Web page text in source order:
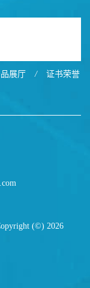
展厅 / 证书荣誉
(©) 2026